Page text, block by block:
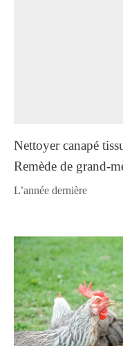
Nettoyer canapé
Remède de grand-
l’année dernière